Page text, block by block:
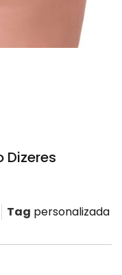
Tag personalizada